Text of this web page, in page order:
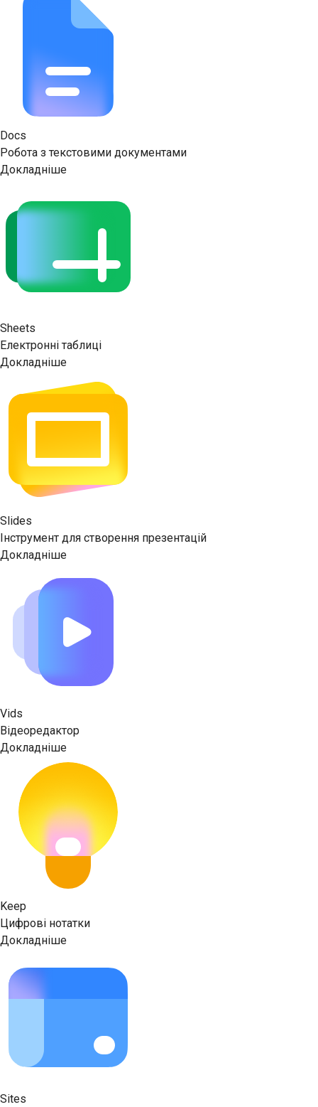
Docs
Робота з текстовими документами
Докладніше
Sheets
Електронні таблиці
Докладніше
Slides
Інструмент для створення презентацій
Докладніше
Vids
Відеоредактор
Докладніше
Keep
Цифрові нотатки
Докладніше
Sites